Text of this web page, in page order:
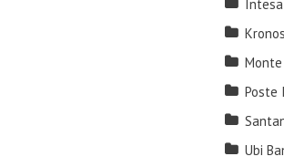
Kronos
Monte
Poste
Ubi